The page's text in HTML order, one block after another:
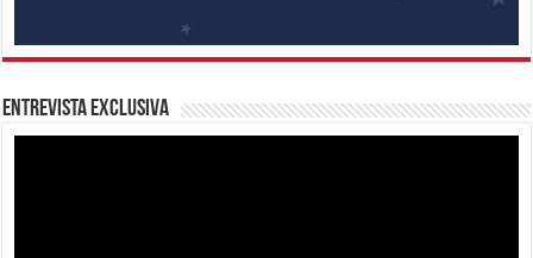
Entrevista Exclusiva